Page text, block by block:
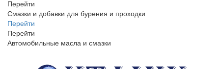
Перейти
Смазки и добавки для бурения и проходки
Перейти
Перейти
Автомобильные масла и смазки